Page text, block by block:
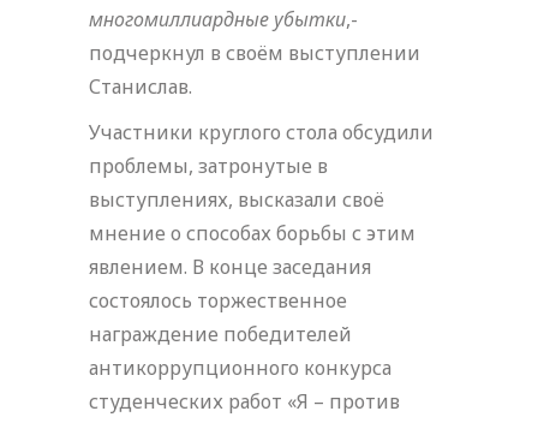
многомиллиардные убытки,-
подчеркнул в своём выступлении
Станислав.
Участники круглого стола обсудили
проблемы, затронутые в
выступлениях, высказали своё
мнение о способах борьбы с этим
явлением. В конце заседания
состоялось торжественное
награждение победителей
антикоррупционного конкурса
студенческих работ «Я – против